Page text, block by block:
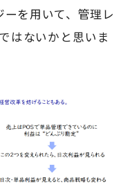
を用いて、管理レ
はないかと思いま